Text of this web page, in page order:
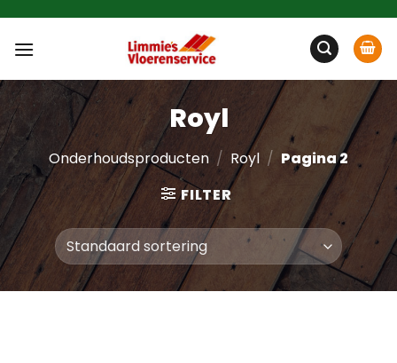
inhoud
Royl
Onderhoudsproducten / Royl / Pagina 2
FILTER